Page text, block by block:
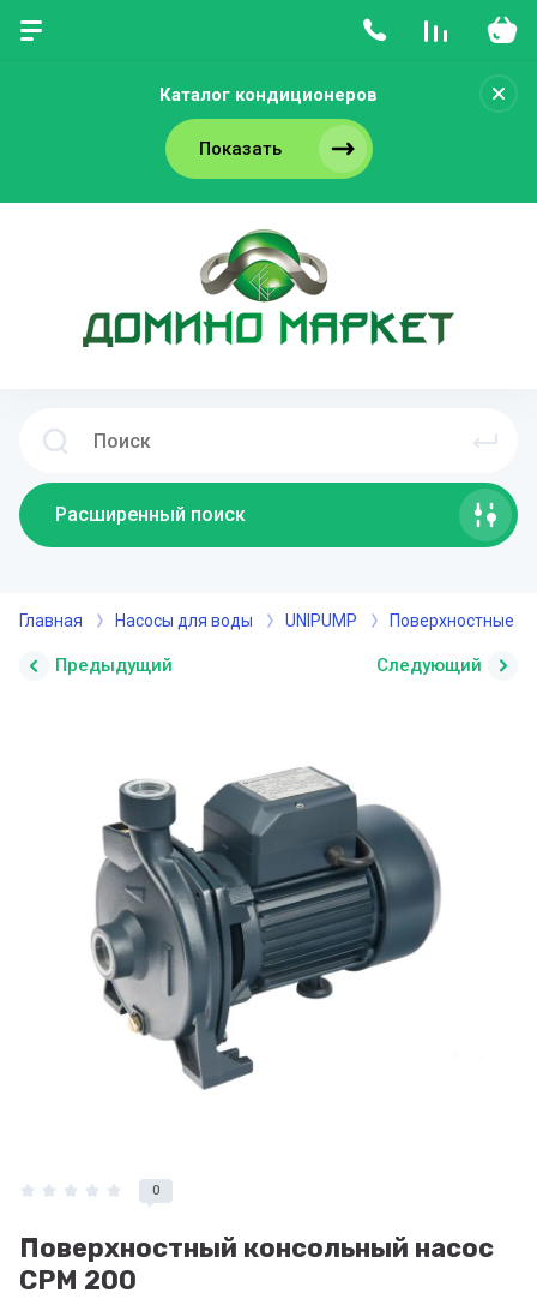
Каталог кондиционеров
Показать
Расширенный поиск
Главная Насосы для воды UNIPUMP Поверхностные
Предыдущий Следующий
0
Поверхностный консольный насос
CPM 200